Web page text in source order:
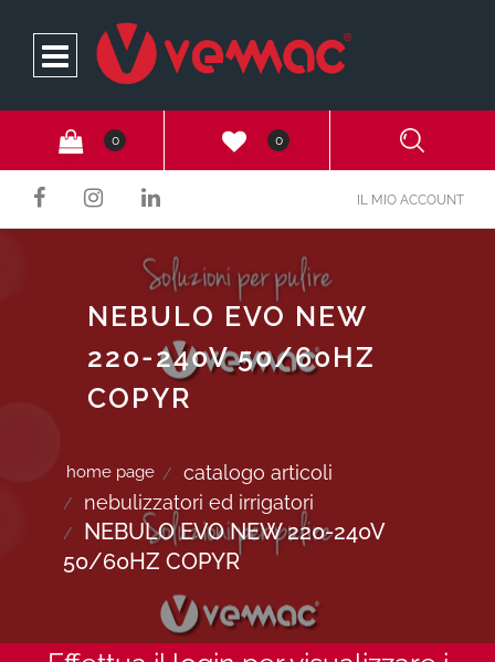
Open
0 0
IL MIO ACCOUNT
NEBULO EVO NEW
220-240V 50/60HZ
COPYR
home page
catalogo articoli
nebulizzatori ed irrigatori
NEBULO EVO NEW 220-240V
50/60HZ COPYR